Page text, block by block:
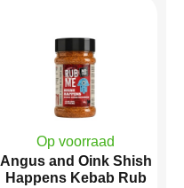
Op voorraad
Angus and Oink Shish
Happens Kebab Rub